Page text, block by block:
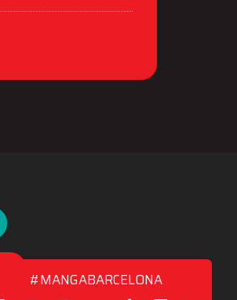
#MANGABARCELONA